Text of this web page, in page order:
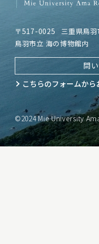
〒517-0025
三重県鳥
鳥羽市立 海の博物館内
問
こちらのフォームから
©2024 Mie University